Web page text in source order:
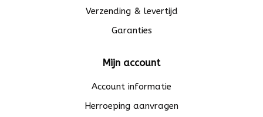
Verzending & levertijd
Garanties
Mijn account
Account informatie
Herroeping aanvragen